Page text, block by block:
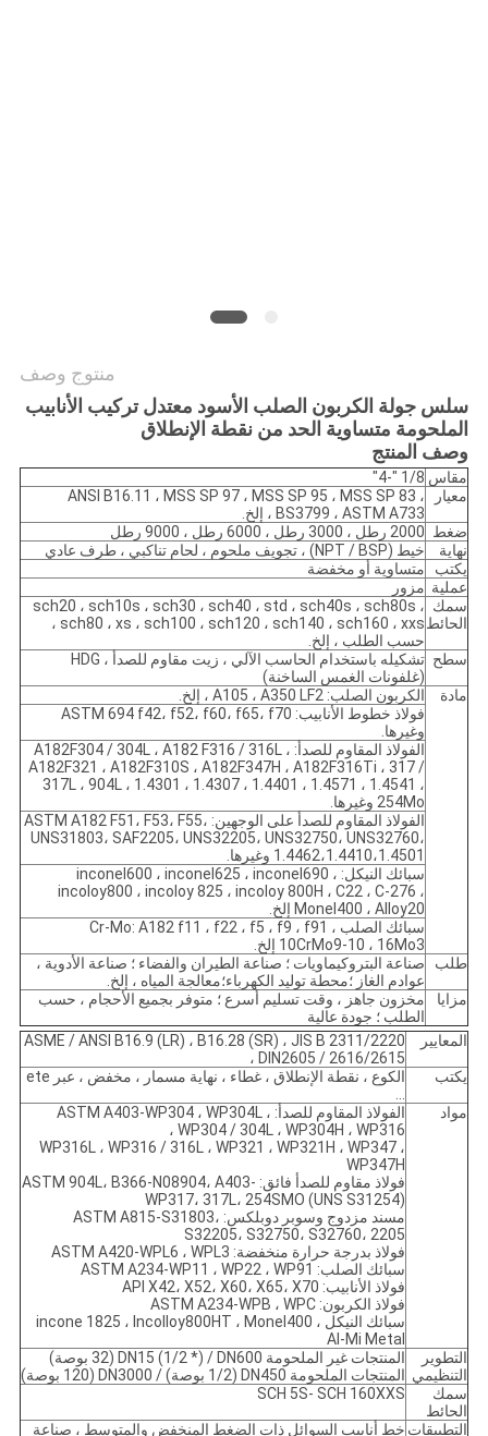
منتوج وصف
سلس جولة الكربون الصلب الأسود معتدل تركيب الأنابيب
الملحومة متساوية الحد من نقطة الإنطلاق
وصف المنتج
مقاس 1/8 "-4"
معيار
ANSI B16.11 ، MSS SP 97 ، MSS SP 95 ، MSS SP 83 ،
BS3799 ، ASTM A733 ، إلخ.
ضغط 2000 رطل ، 3000 رطل ، 6000 رطل ، 9000 رطل
نهاية
خيط (NPT / BSP) ، تجويف ملحوم ، لحام تناكبي ، طرف عادي
يكتب
متساوية أو مخفضة
عملية مزور
سمك
الحائط
sch20 ، sch10s ، sch30 ، sch40 ، std ، sch40s ، sch80s ،
sch80 ، xs ، sch100 ، sch120 ، sch140 ، sch160 ، xxs ،
حسب الطلب ، إلخ.
سطح
تشكيله باستخدام الحاسب الآلي ، زيت مقاوم للصدأ ، HDG
(غلفونات الغمس الساخنة)
مادة
الكربون الصلب: A105 ، A350 LF2 ، إلخ.
فولاذ خطوط الأنابيب: ASTM 694 f42، f52، f60، f65، f70
وغيرها.
الفولاذ المقاوم للصدأ: A182F304 / 304L ، A182 F316 / 316L ،
A182F321 ، A182F310S ، A182F347H ، A182F316Ti ، 317 /
317L ، 904L ، 1.4301 ، 1.4307 ، 1.4401 ، 1.4571 ، 1.4541 ،
254Mo وغيرها.
الفولاذ المقاوم للصدأ على الوجهين: ASTM A182 F51، F53، F55،
UNS31803، SAF2205، UNS32205، UNS32750، UNS32760،
1.4462،1.4410،1.4501 وغيرها.
سبائك النيكل: inconel600 ، inconel625 ، inconel690 ،
incoloy800 ، incoloy 825 ، incoloy 800H ، C22 ، C-276 ،
Monel400 ، Alloy20 إلخ.
سبائك الصلب Cr-Mo: A182 f11 ، f22 ، f5 ، f9 ، f91 ،
10CrMo9-10 ، 16Mo3 إلخ.
طلب
صناعة البتروكيماويات ؛ صناعة الطيران والفضاء ؛ صناعة الأدوية ،
عوادم الغاز ؛محطة توليد الكهرباء؛معالجة المياه ، إلخ.
مزايا
مخزون جاهز ، وقت تسليم أسرع ؛ متوفر بجميع الأحجام ، حسب
الطلب ؛ جودة عالية
المعايير
ASME / ANSI B16.9 (LR) ، B16.28 (SR) ، JIS B 2311/2220
، DIN2605 / 2616/2615
يكتب
الكوع ، نقطة الإنطلاق ، غطاء ، نهاية مسمار ، مخفض ، عبر ete
...
مواد
الفولاذ المقاوم للصدأ: ASTM A403-WP304 ، WP304L ،
WP304 / 304L ، WP304H ، WP316 ،
WP316L ، WP316 / 316L ، WP321 ، WP321H ، WP347 ،
WP347H
فولاذ مقاوم للصدأ فائق: ASTM 904L، B366-N08904، A403-
WP317، 317L، 254SMO (UNS S31254)
مسند مزدوج وسوبر دوبلكس: ASTM A815-S31803،
S32205، S32750، S32760، 2205
فولاذ بدرجة حرارة منخفضة: ASTM A420-WPL6 ، WPL3
سبائك الصلب: ASTM A234-WP11 ، WP22 ، WP91
فولاذ الأنابيب: API X42، X52، X60، X65، X70
فولاذ الكربون: ASTM A234-WPB ، WPC
سبائك النيكل incone 1825 ، Incolloy800HT ، Monel400 ،
AI-Mi Metal
التطوير
التنظيمي
المنتجات غير الملحومة DN15 (1/2 *) / DN600 (32 بوصة)
المنتجات الملحومة DN450 (1/2 بوصة) / DN3000 (120 بوصة)
سمك
الحائط
SCH 5S- SCH 160XXS
التطبيقات خط أنابيب السوائل ذات الضغط المنخفض والمتوسط ​​، صناعة